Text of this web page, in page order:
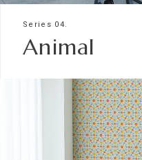
Series 04.
Animal